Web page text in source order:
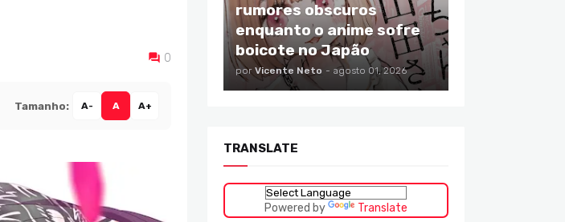
0
Tamanho: A- A A+
rumores obscuros
enquanto o anime sofre
boicote no Japão
por Vicente Neto - agosto 01, 2026
TRANSLATE
Powered by Translate